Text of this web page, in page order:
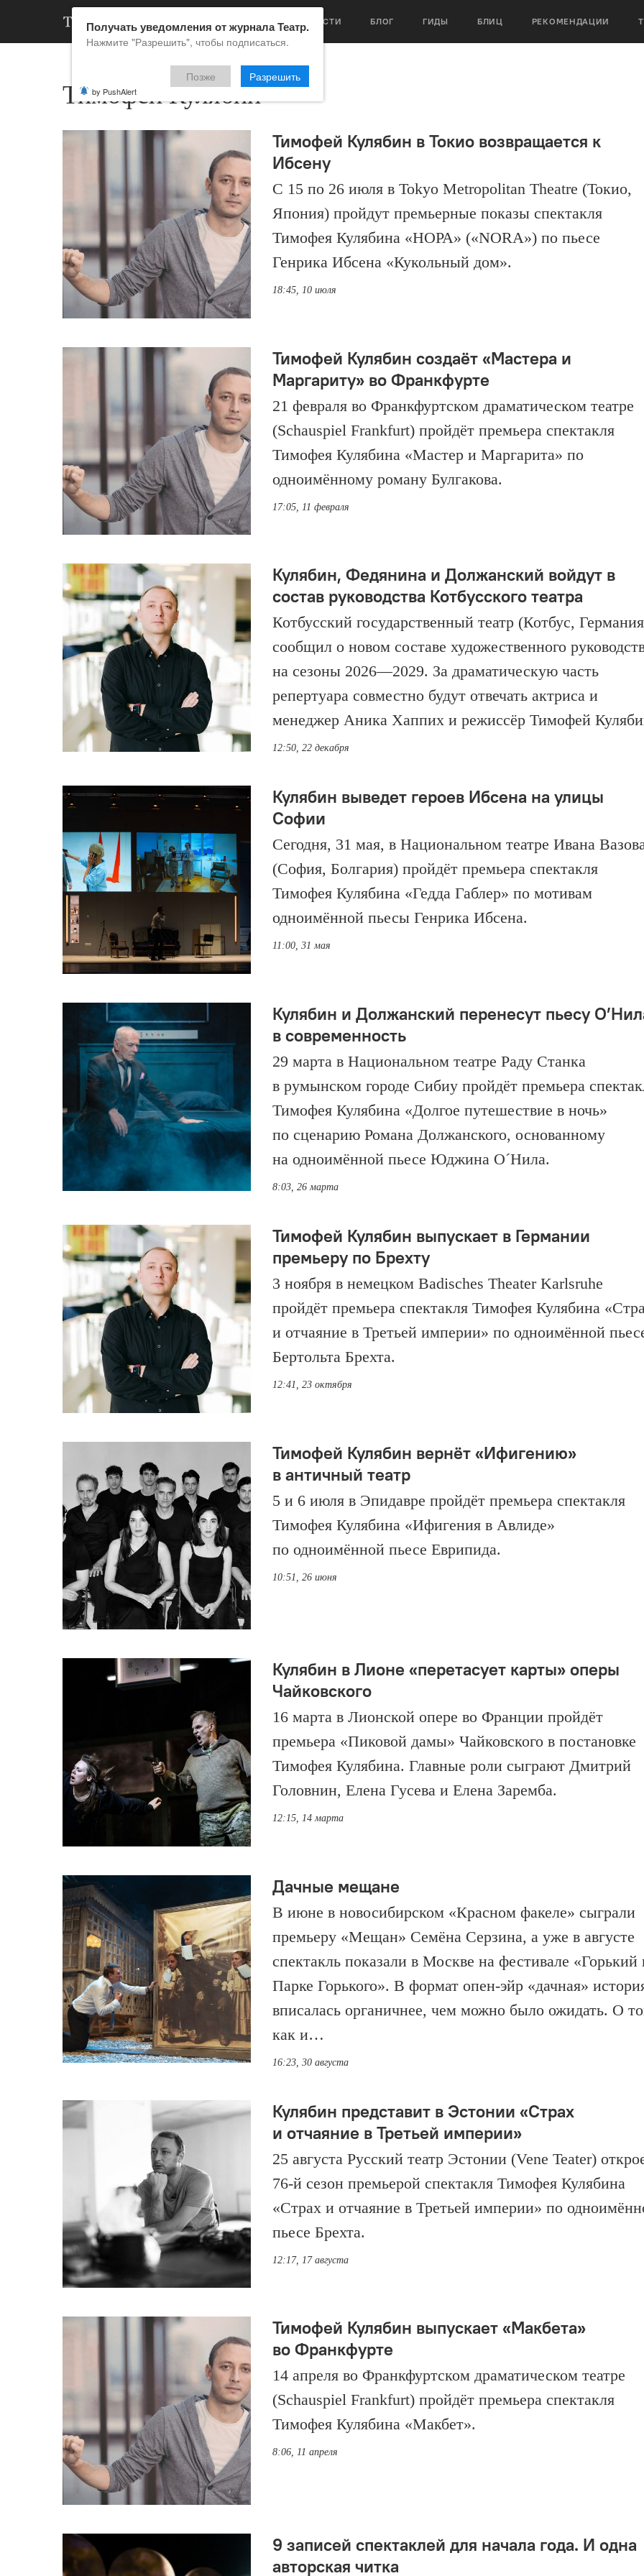
НОВОСТИ БЛОГ ГИДЫ БЛИЦ РЕКОМЕНДАЦИИ
Тимофей Кулябин
Тимофей Кулябин в Токио возвращается к
Ибсену
С 15 по 26 июля в Tokyo Metropolitan Theatre (Токио,
Япония) пройдут премьерные показы спектакля
Тимофея Кулябина «НОРА» («NORA») по пьесе
Генрика Ибсена «Кукольный дом».
18:45, 10 июля
Тимофей Кулябин создаёт «Мастера и
Маргариту» во Франкфурте
21 февраля во Франкфуртском драматическом театре
(Schauspiel Frankfurt) пройдёт премьера спектакля
Тимофея Кулябина «Мастер и Маргарита» по
одноимённому роману Булгакова.
17:05, 11 февраля
Кулябин, Федянина и Должанский войдут в
состав руководства Котбусского театра
Котбусский государственный театр (Котбус,
сообщил о новом составе художественного
на сезоны 2026—2029. За драматическую часть
репертуара совместно будут отвечать актриса и
менеджер Аника Хаппих и режиссёр Тимофей
12:50, 22 декабря
Кулябин выведет героев Ибсена на улицы
Софии
Сегодня, 31 мая, в Национальном театре Ивана
(София, Болгария) пройдёт премьера спектакля
Тимофея Кулябина «Гедда Габлер» по мотивам
одноимённой пьесы Генрика Ибсена.
11:00, 31 мая
Кулябин и Должанский перенесут пьесу
в современность
29 марта в Национальном театре Раду Станка
в румынском городе Сибиу пройдёт премьера
Тимофея Кулябина «Долгое путешествие в ночь»
по сценарию Романа Должанского, основанному
на одноимённой пьесе Юджина О´Нила.
8:03, 26 марта
Тимофей Кулябин выпускает в Германии
премьеру по Брехту
3 ноября в немецком Badisches Theater Karlsruhe
пройдёт премьера спектакля Тимофея Кулябина
и отчаяние в Третьей империи» по одноимённой
Бертольта Брехта.
12:41, 23 октября
Тимофей Кулябин вернёт «Ифигению»
в античный театр
5 и 6 июля в Эпидавре пройдёт премьера спектакля
Тимофея Кулябина «Ифигения в Авлиде»
по одноимённой пьесе Еврипида.
10:51, 26 июня
Кулябин в Лионе «перетасует карты» оперы
Чайковского
16 марта в Лионской опере во Франции пройдёт
премьера «Пиковой дамы» Чайковского в постановке
Тимофея Кулябина. Главные роли сыграют Дмитрий
Головнин, Елена Гусева и Елена Заремба.
12:15, 14 марта
Дачные мещане
В июне в новосибирском «Красном факеле» сыграли
премьеру «Мещан» Семёна Серзина, а уже в августе
спектакль показали в Москве на фестивале «Горький
Парке Горького». В формат опен-эйр «дачная»
вписалась органичнее, чем можно было ожидать. О
как и…
16:23, 30 августа
Кулябин представит в Эстонии «Страх
и отчаяние в Третьей империи»
25 августа Русский театр Эстонии (Vene Teater)
76-й сезон премьерой спектакля Тимофея Кулябина
«Страх и отчаяние в Третьей империи» по
пьесе Брехта.
12:17, 17 августа
Тимофей Кулябин выпускает «Макбета»
во Франкфурте
14 апреля во Франкфуртском драматическом театре
(Schauspiel Frankfurt) пройдёт премьера спектакля
Тимофея Кулябина «Макбет».
8:06, 11 апреля
9 записей спектаклей для начала года. И одна
авторская читка
Получать уведомления от журнала Театр.
Нажмите "Разрешить", чтобы подписаться.
Позже Разрешить
by PushAlert